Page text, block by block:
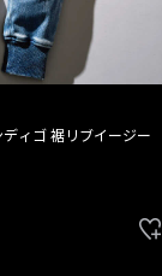
ィゴ 裾リブイージー